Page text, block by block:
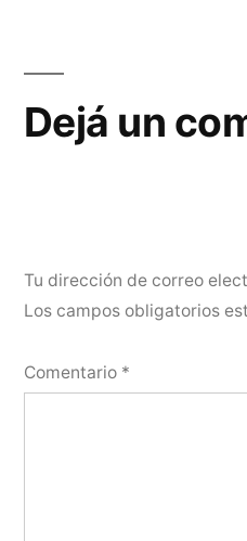
Dejá un
Tu dirección de correo
Los campos obligatorios
Comentario *